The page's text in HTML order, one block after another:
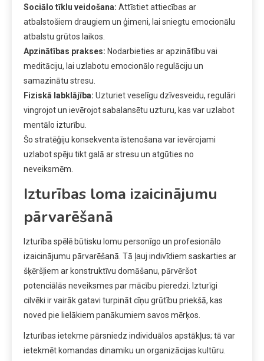
Sociālo tīklu veidošana: Attīstiet attiecības ar
atbalstošiem draugiem un ģimeni, lai sniegtu emocionālu
atbalstu grūtos laikos.
Apzinātības prakses: Nodarbieties ar apzinātību vai
meditāciju, lai uzlabotu emocionālo regulāciju un
samazinātu stresu.
Fiziskā labklājība: Uzturiet veselīgu dzīvesveidu, regulāri
vingrojot un ievērojot sabalansētu uzturu, kas var uzlabot
mentālo izturību.
Šo stratēģiju konsekventa īstenošana var ievērojami
uzlabot spēju tikt galā ar stresu un atgūties no
neveiksmēm.
Izturības loma izaicinājumu
pārvarēšanā
Izturība spēlē būtisku lomu personīgo un profesionālo
izaicinājumu pārvarēšanā. Tā ļauj indivīdiem saskarties ar
šķēršļiem ar konstruktīvu domāšanu, pārvēršot
potenciālās neveiksmes par mācību pieredzi. Izturīgi
cilvēki ir vairāk gatavi turpināt cīņu grūtību priekšā, kas
noved pie lielākiem panākumiem savos mērķos.
Izturības ietekme pārsniedz individuālos apstākļus; tā var
ietekmēt komandas dinamiku un organizācijas kultūru.